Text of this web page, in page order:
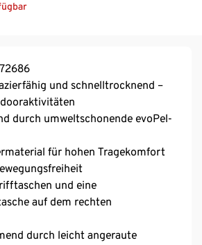
und schnelltrocknend –
durch umweltschonende evoPel-
für hohen Tragekomfort
und eine
auf dem rechten
durch leicht angeraute